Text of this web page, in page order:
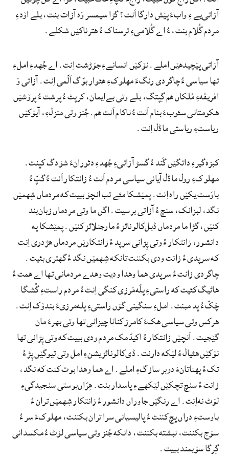
آزاتی‌یے ءِ وابءَ پێش دارگا اَنت؟ گڑا سیمسر وَه آزات بنت، بلے اۆدءِ
مردم گُلام بنت، ءُ اے گُلامیءِ ترسناک ءُ هترناکێں شکلے.
آزاتی پێچیدهێں املے. نۆکێں انسانےءِ جۆڑشت اِنت. اے جُهدءِ املءِ
تها سیاسی ءُ چاگردی رنگءَ مهلوکءِ هئوار بوّگ اَلّمی اِنت. آزاتی وَ
افریقهءِ مُلکاں هم گِپتگ، بلے وتی بےایمان، کرپٹ ءُ پرشت ءُ پرۆشێں
هکومتانی سئوبءَ بنام اَنت ءُ ناکام اَنت هم. جُنز وتی منزلءِ، آیۆکێں
ریاستءِ ریاستی ماڈل اِنت.
کبزه‌گیرءِ داتگێں گَند ءُ گسڑ آزاتیءِ جُهدءِ دئورانءَ شۆدگ کپنت.
مهلوکءِ رول ماڈل آیانی سیاسی مردم اَنت ءُ زانتکار اَنت ءُ گپّ ءُ
باوَست یکێں راه اِنت. پمێشکا مئے تب انچۆ ببیت که مردماں شِهمێں
نگد، لبزانک، سنچ ءُ آزاتی برسیت. اگں ما وتی مردماں زبان‌بند
کنێں، گڑا ما مردماں ڈبل‌کالونائز ءُ مارجنلائز کنێں. پمێشکا په
دانشور، زانتکار ءُ وتی پِڑانی سرپد ءُ زانتکارێں مردماں هژدری اِنت
که سرپدی ءُ زانت ودی بکننت تانکه شِهمێں نگد ءُ گهتری بئیت.
چاگردی زانت ءُ سرپدی هما وهدا ودیت وهدے مردمانی تها اے همت ءُ
هاٹیگ کئیت که راستیءِ پلّه‌مَرزی کنگی اِنت ءُ مردم راستءِ گُشگا
چَکّ ءُ پد مبنت. املءِ سنگینی گۆں راستیءِ پله‌مرزیءَ بندۆک اِنت.
هرکس وتی سیاسی هکءَ کامرز کنانا چیزانی تها وتی بهرءَ مان
گێجیت. اَنچێں زانتکار ءُ اکیڈمک مردم ودی ببیت که وتی پِڑانی تها
نۆکێں هئیال ءُ لێکه دارنت. ڈی‌کالونائزیشنءِ امل وتی تیوگێں پِڑ ءُ
تک ءُ پهناتانءَ دوبر سازگءِ املے. اے هما وهدا بوت کنت که نگد،
زانت ءُ سنچ تچکێں لێکهےءِ پاسدار بنت. هِرّاں‌بوستی سنجیدگیءِ
لۆٹ نه‌اِنت. اے رنگێں جاوراں دانشور ءُ زانتکار شِهمێں تران ءُ
باوستءِ دراں پچ کننت ءُ پالیسیانی سرا تران بکننت، مهلوکءَ سر ءُ
سۆج بکننت، نبشته بکننت، دانکه جُنز وتی سیاسی لۆٹ ءُ مکسدانی
گِرگا سۆبمند ببیت.